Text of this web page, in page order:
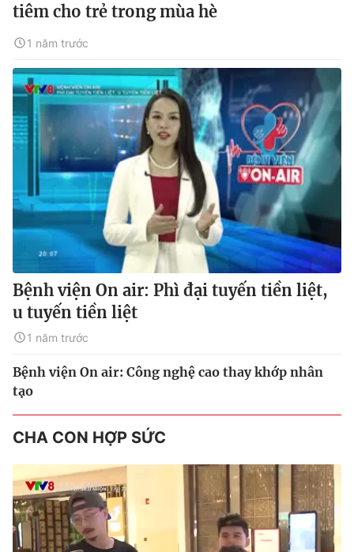
tiêm cho trẻ trong mùa hè
1 năm trước
Bệnh viện On air: Phì đại tuyến tiền liệt,
u tuyến tiền liệt
1 năm trước
Bệnh viện On air: Công nghệ cao thay khớp nhân
tạo
CHA CON HỢP SỨC